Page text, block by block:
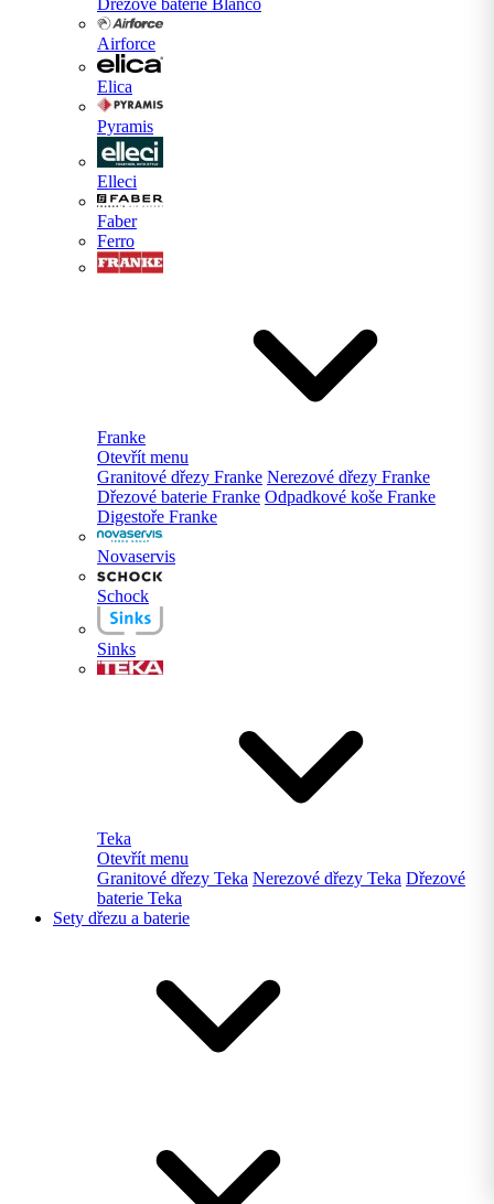
Airforce
Elica
Pyramis
Elleci
Faber
Ferro
Franke
Otevřít menu
Granitové dřezy Franke Nerezové dřezy Franke
Dřezové baterie Franke Odpadkové koše Franke
Digestoře Franke
Novaservis
Schock
Sinks
Teka
Otevřít menu
Granitové dřezy Teka Nerezové dřezy Teka Dřezové
baterie Teka
Sety dřezu a baterie